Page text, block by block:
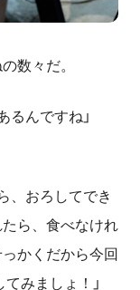
数々だ。
んですね」
、おろしてでき
ら、食べなけれ
かくだから今回
みましょ！」